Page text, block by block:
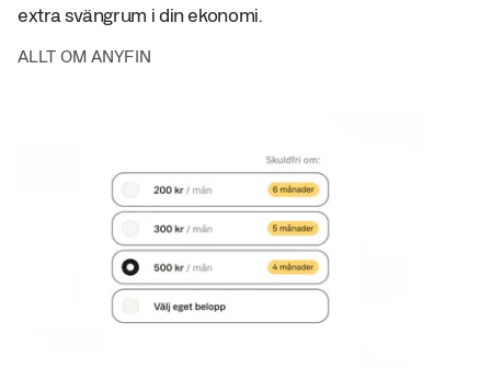
extra svängrum i din ekonomi.
ALLT OM ANYFIN